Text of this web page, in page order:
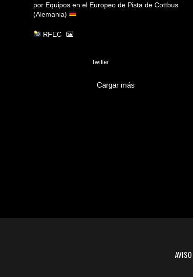
por Equipos en el Europeo de Pista de Cottbus
(Alemania)
RFEC
Twitter
Cargar más